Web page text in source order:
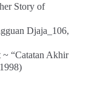
Story of
Djaja_106,
“Catatan Akhir